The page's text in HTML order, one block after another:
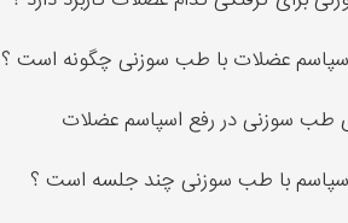
عضلات با طب سوزنی چگونه است ؟
طب سوزنی در رفع اسپاسم عضلات
با طب سوزنی چند جلسه است ؟